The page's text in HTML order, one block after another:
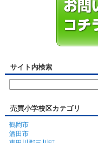
サイト内検索
売買小学校区カテゴリ
鶴岡市
酒田市